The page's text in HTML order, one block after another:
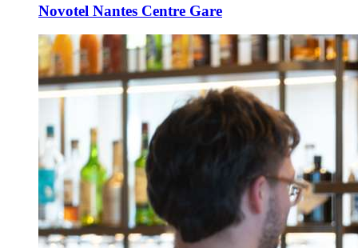
Novotel Nantes Centre Gare